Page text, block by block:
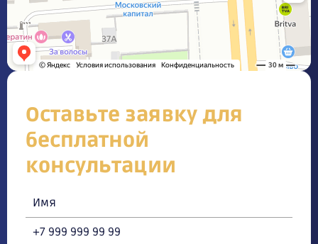
Оставьте заявку для
бесплатной
консультации